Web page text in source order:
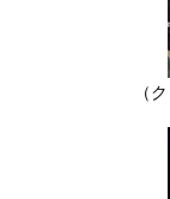
（